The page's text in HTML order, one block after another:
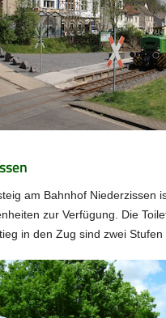
am Bahnhof Niederzissen
zur Verfügung. Die
in den Zug sind zwei Stufen